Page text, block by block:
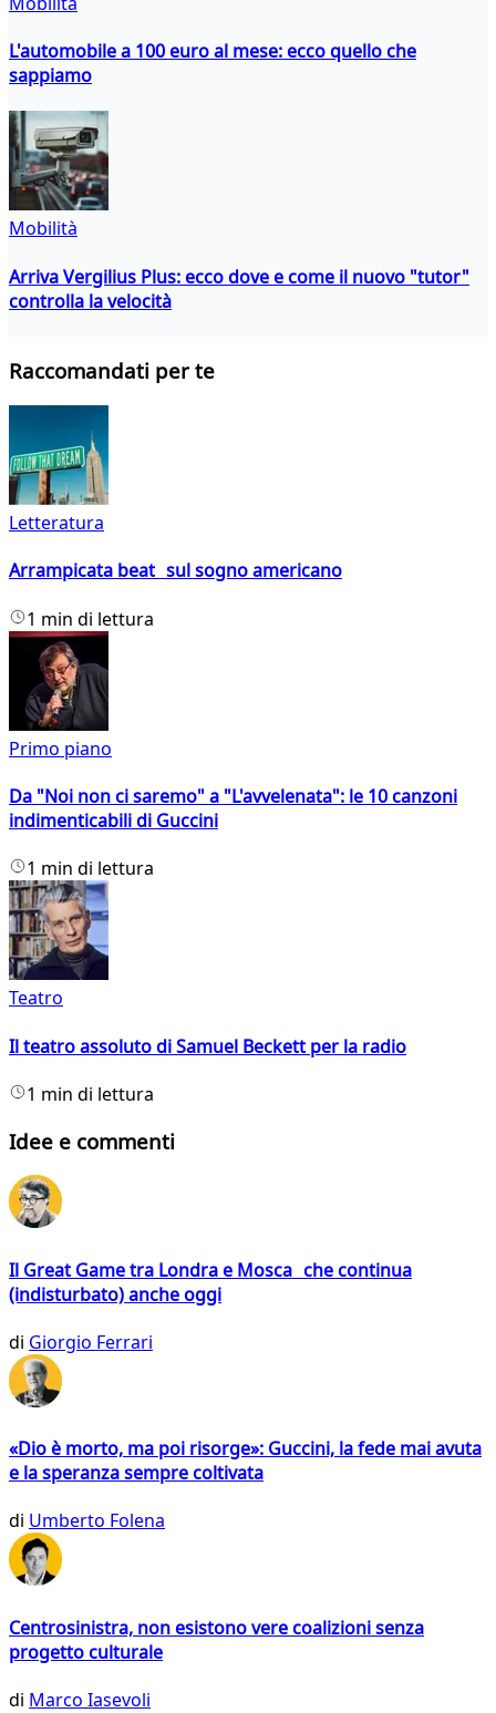
L'automobile a 100 euro al mese: ecco quello che
sappiamo
Mobilità
Arriva Vergilius Plus: ecco dove e come il nuovo "tutor"
controlla la velocità
Raccomandati per te
Letteratura
Arrampicata beat sul sogno americano
1 min di lettura
Primo piano
Da "Noi non ci saremo" a "L'avvelenata": le 10 canzoni
indimenticabili di Guccini
1 min di lettura
Teatro
Il teatro assoluto di Samuel Beckett per la radio
1 min di lettura
Idee e commenti
Il Great Game tra Londra e Mosca che continua
(indisturbato) anche oggi
di Giorgio Ferrari
«Dio è morto, ma poi risorge»: Guccini, la fede mai avuta
e la speranza sempre coltivata
di Umberto Folena
Centrosinistra, non esistono vere coalizioni senza
progetto culturale
di Marco Iasevoli